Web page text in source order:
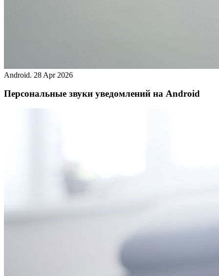
Android. 28 Apr 2026
Персональные звуки уведомлений на Android